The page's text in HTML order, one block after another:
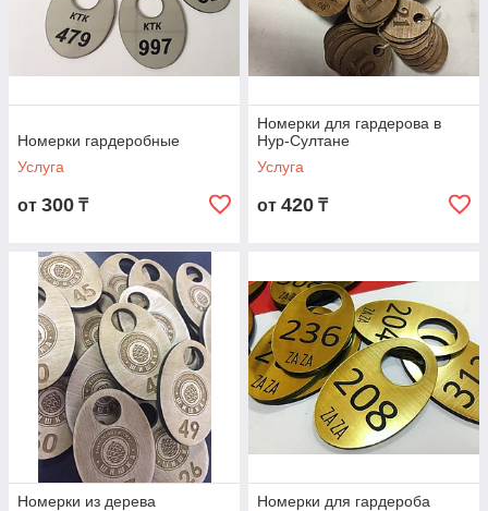
Номерки гардеробные
Услуга
от 300 ₸
Номерки для гардерова в
Нур-Султане
Услуга
от 420 ₸
Номерки из дерева
Номерки для гардероба